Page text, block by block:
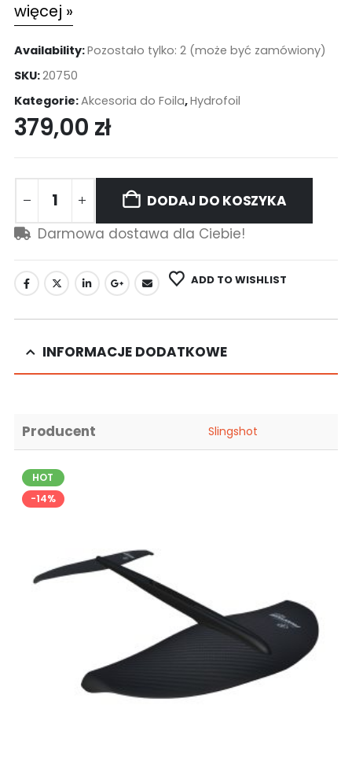
więcej »
Availability:Pozostało tylko: 2 (może być zamówiony)
SKU:20750
Kategorie:Akcesoria do Foila,Hydrofoil
379,00 zł
DODAJ DO KOSZYKA
Darmowa dostawa dla Ciebie!
ADD TO WISHLIST
INFORMACJE DODATKOWE
Producent Slingshot
HOT
-14%